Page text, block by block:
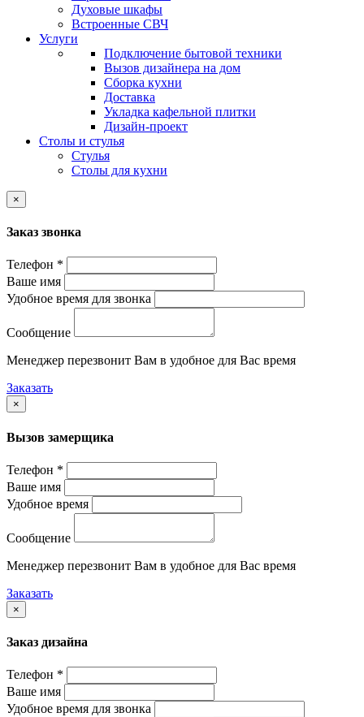
Духовые шкафы
Встроенные СВЧ
Услуги
Подключение бытовой техники
Вызов дизайнера на дом
Сборка кухни
Доставка
Укладка кафельной плитки
Дизайн-проект
Столы и стулья
Стулья
Столы для кухни
×
Заказ звонка
Телефон *
Ваше имя
Удобное время для звонка
Сообщение
Менеджер перезвонит Вам в удобное для Вас время
Заказать
×
Вызов замерщика
Телефон *
Ваше имя
Удобное время
Сообщение
Менеджер перезвонит Вам в удобное для Вас время
Заказать
×
Заказ дизайна
Телефон *
Ваше имя
Удобное время для звонка